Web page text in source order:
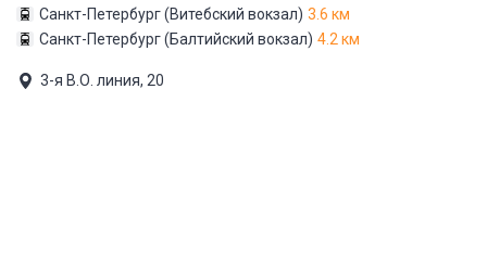
Санкт-Петербург (Витебский вокзал) 3.6 км
Санкт-Петербург (Балтийский вокзал) 4.2 км
3-я В.О. линия, 20